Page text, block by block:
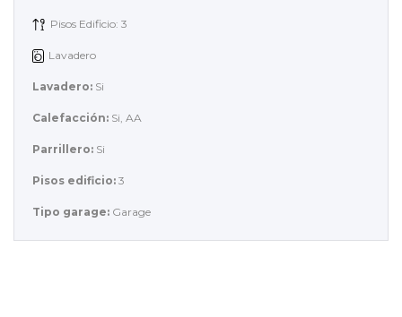
Pisos Edificio: 3
Lavadero
Lavadero: Si
Calefacción: Si, AA
Parrillero: Si
Pisos edificio: 3
Tipo garage: Garage